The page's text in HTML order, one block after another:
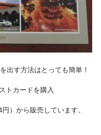
出す方法はとっても簡単！
トカードを購入
）から販売しています。